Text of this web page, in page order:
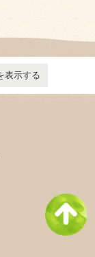
表示する